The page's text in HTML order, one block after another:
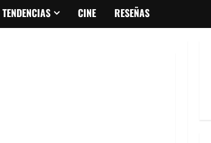
TENDENCIAS CINE RESEÑAS